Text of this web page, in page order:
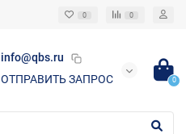
0 0
info@qbs.ru
ОТПРАВИТЬ ЗАПРОС
0